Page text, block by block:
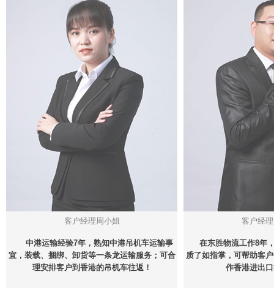
客户经理周小姐
中港运输经验7年，熟知中港吊机车运输事
宜，装载、捆绑、卸货等一条龙运输服务；可合
理安排客户到香港的吊机车往返！
客户经
在东胜物流工作8年
质了如指掌，可帮助客
作香港进出